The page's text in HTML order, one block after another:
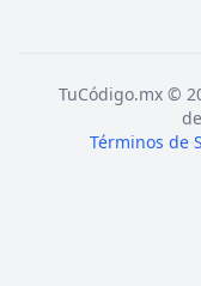
TuCódigo.mx ©
Términos de